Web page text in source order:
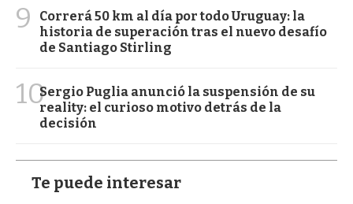
9
Correrá 50 km al día por todo Uruguay: la
historia de superación tras el nuevo desafío
de Santiago Stirling
10Sergio Puglia anunció la suspensión de su
reality: el curioso motivo detrás de la
decisión
Te puede interesar